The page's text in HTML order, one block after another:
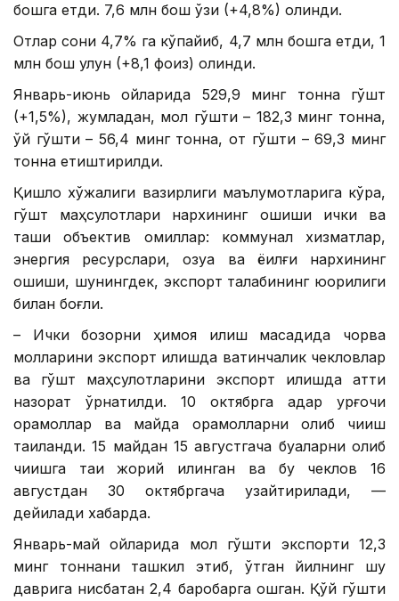
бошга етди. 7,6 млн бош қўзи (+4,8%) олинди.
Отлар сони 4,7% га кўпайиб, 4,7 млн бошга етди, 1
млн бош қулун (+8,1 фоиз) олинди.
Январь-июнь ойларида 529,9 минг тонна гўшт
(+1,5%), жумладан, мол гўшти – 182,3 минг тонна,
қўй гўшти – 56,4 минг тонна, от гўшти – 69,3 минг
тонна етиштирилди.
Қишлоқ хўжалиги вазирлиги маълумотларига кўра,
гўшт маҳсулотлари нархининг ошиши ички ва
ташқи объектив омиллар: коммунал хизматлар,
энергия ресурслари, озуқа ва ёқилғи нархининг
ошиши, шунингдек, экспорт талабининг юқорилиги
билан боғлиқ.
– Ички бозорни ҳимоя қилиш мақсадида чорва
молларини экспорт қилишда вақтинчалик чекловлар
ва гўшт маҳсулотларини экспорт қилишда қаттиқ
назорат ўрнатилди. 10 октябрга қадар урғочи
қорамоллар ва майда қорамолларни олиб чиқиш
тақиқланди. 15 майдан 15 августгача буқаларни олиб
чиқишга тақиқ жорий қилинган ва бу чеклов 16
августдан 30 октябргача узайтирилади, —
дейилади хабарда.
Январь-май ойларида мол гўшти экспорти 12,3
минг тоннани ташкил этиб, ўтган йилнинг шу
даврига нисбатан 2,4 баробарга ошган. Қўй гўшти